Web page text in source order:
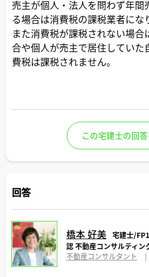
売主が個人・法人を問わず年間
る場合は消費税の課税業者にな
また消費税が課税されない場
合や個人が売主で居住していた
費税は課税されません。
この宅建士の回
回答
橋本 好美 宅建士/
認 不動産コンサルティン
不動産コンサルタント
|